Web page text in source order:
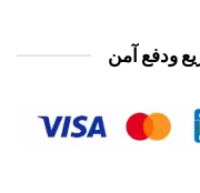
آمن